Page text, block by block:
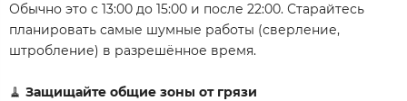
Обычно это с 13:00 до 15:00 и после 22:00. Старайтесь
планировать самые шумные работы (сверление,
штробление) в разрешённое время.
🧹 Защищайте общие зоны от грязи